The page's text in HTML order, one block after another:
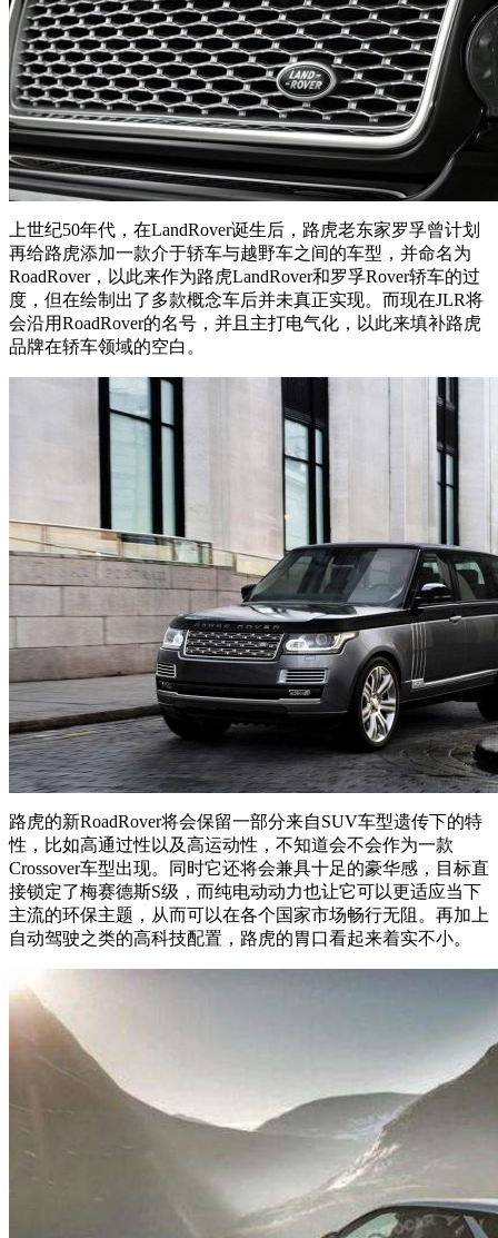
上世纪50年代，在LandRover诞生后，路虎老东家罗孚曾计划
再给路虎添加一款介于轿车与越野车之间的车型，并命名为
RoadRover，以此来作为路虎LandRover和罗孚Rover轿车的过
度，但在绘制出了多款概念车后并未真正实现。而现在JLR将
会沿用RoadRover的名号，并且主打电气化，以此来填补路虎
品牌在轿车领域的空白。
路虎的新RoadRover将会保留一部分来自SUV车型遗传下的特
性，比如高通过性以及高运动性，不知道会不会作为一款
Crossover车型出现。同时它还将会兼具十足的豪华感，目标直
接锁定了梅赛德斯S级，而纯电动动力也让它可以更适应当下
主流的环保主题，从而可以在各个国家市场畅行无阻。再加上
自动驾驶之类的高科技配置，路虎的胃口看起来着实不小。